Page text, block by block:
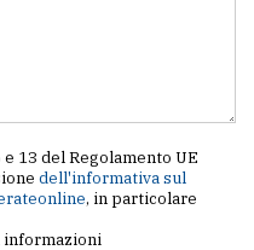
13 del Regolamento UE
dell'informativa sul
, in particolare
informazioni